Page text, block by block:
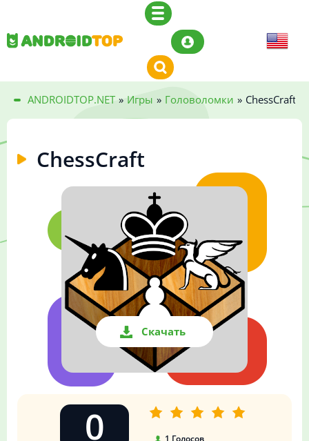
ANDROIDTOP.NET » Игры » Головоломки » ChessCraft
ChessCraft
Скачать
0 1 Голосов